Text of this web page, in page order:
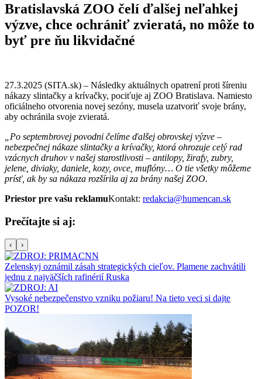
Bratislavská ZOO čelí ďalšej neľahkej
výzve, chce ochrániť zvieratá, no môže to
byť pre ňu likvidačné
27.3.2025 (SITA.sk) – Následky aktuálnych opatrení proti šíreniu
nákazy slintačky a krívačky, pociťuje aj ZOO Bratislava. Namiesto
oficiálneho otvorenia novej sezóny, musela uzatvoriť svoje brány,
aby ochránila svoje zvieratá.
„Po septembrovej povodni čelíme ďalšej obrovskej výzve –
nebezpečnej nákaze slintačky a krívačky, ktorá ohrozuje celý rad
vzácnych druhov v našej starostlivosti – antilopy, žirafy, zubry,
jelene, diviaky, daniele, kozy, ovce, muflóny… O tie všetky môžeme
prísť, ak by sa nákaza rozšírila aj za brány našej ZOO.
Priestor pre vašu reklamuKontakt: redakcia@humencan.sk
Prečítajte si aj:
‹ ›
Zelenskyj oznámil zásah strategických cieľov. Plamene zachvátili
jednu z najväčších rafinérií Ruska
Vysoké nebezpečenstvo vzniku požiaru! Na tieto veci si dajte
POZOR!